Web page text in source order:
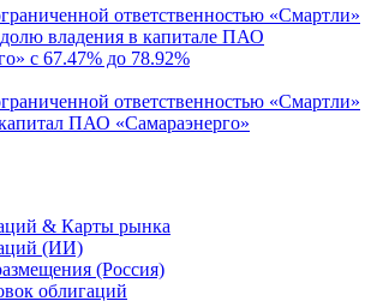
ответственностью «Смартли»
владения в капитале ПАО
с 67.47% до 78.92%
ответственностью «Смартли»
ПАО «Самараэнерго»
& Карты рынка
(ИИ)
(Россия)
облигаций